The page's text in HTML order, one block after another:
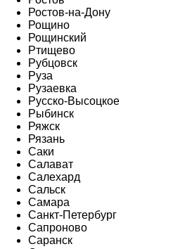
Ростов-на-Дону
Рощино
Рощинский
Ртищево
Рубцовск
Руза
Рузаевка
Русско-Высоцкое
Рыбинск
Ряжск
Рязань
Саки
Салават
Салехард
Сальск
Самара
Санкт-Петербург
Сапроново
Саранск